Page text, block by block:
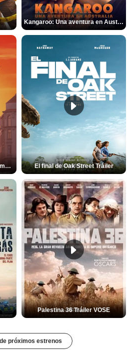
Kangaroo: Una aventura en Australia Tráiler
Manual para superhéroes: La máscara roja Tráiler El final de Oak Street Tráiler
Palestina 36 Tráiler VOSE
próximos estrenos